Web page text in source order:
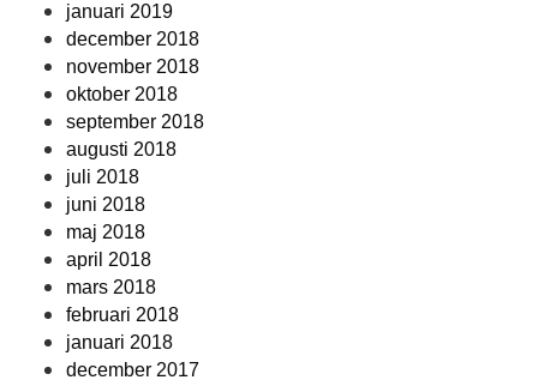
januari 2019
december 2018
november 2018
oktober 2018
september 2018
augusti 2018
juli 2018
juni 2018
maj 2018
april 2018
mars 2018
februari 2018
januari 2018
december 2017